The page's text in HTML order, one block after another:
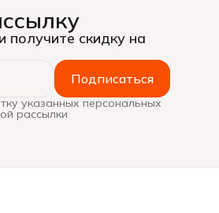
скидку на
Подписаться
указанных персональных
рассылки